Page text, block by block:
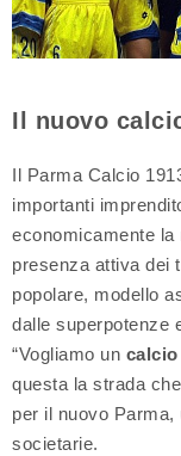
Il nuovo
Il Parma Calcio
importanti
economicamente
presenza attiva dei
popolare, modello
dalle superpotenze
“Vogliamo un
questa la strada
per il nuovo Parma,
societarie.